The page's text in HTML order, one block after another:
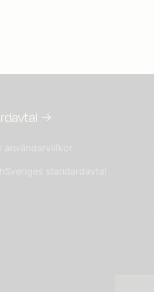
användarvillkor
standardavtal